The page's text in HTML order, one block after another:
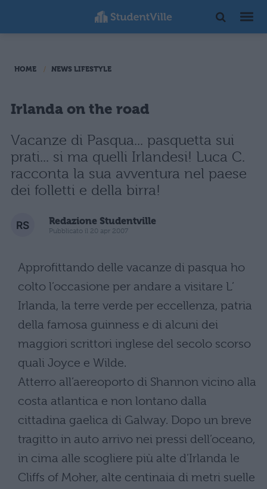
HOME NEWS LIFESTYLE
Irlanda on the road
Vacanze di Pasqua... pasquetta sui
prati... si ma quelli Irlandesi! Luca C.
racconta la sua avventura nel paese
dei folletti e della birra!
Redazione Studentville
Pubblicato il 20 apr 2007
Approfittando delle vacanze di pasqua ho
colto l’occasione per andare a visitare L’
Irlanda, la terre verde per eccellenza, patria
della famosa guinness e di alcuni dei
maggiori scrittori inglese del secolo scorso
quali Joyce e Wilde.
Atterro all’aereoporto di Shannon vicino alla
costa atlantica e non lontano dalla
cittadina gaelica di Galway. Dopo un breve
tragitto in auto arrivo nei pressi dell’oceano,
in cima alle scogliere più alte d’Irlanda le
Cliffs of Moher, alte centinaia di metri suelle